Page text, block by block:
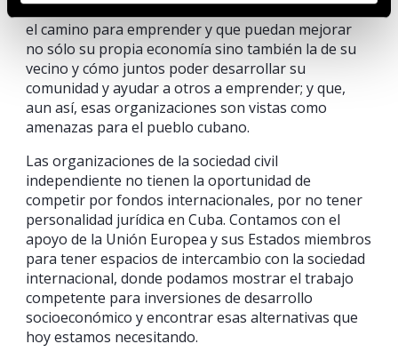
buscan iniciativas de inclusión social mostrándoles
el camino para emprender y que puedan mejorar
no sólo su propia economía sino también la de su
vecino y cómo juntos poder desarrollar su
comunidad y ayudar a otros a emprender; y que,
aun así, esas organizaciones son vistas como
amenazas para el pueblo cubano.
Las organizaciones de la sociedad civil
independiente no tienen la oportunidad de
competir por fondos internacionales, por no tener
personalidad jurídica en Cuba. Contamos con el
apoyo de la Unión Europea y sus Estados miembros
para tener espacios de intercambio con la sociedad
internacional, donde podamos mostrar el trabajo
competente para inversiones de desarrollo
socioeconómico y encontrar esas alternativas que
hoy estamos necesitando.